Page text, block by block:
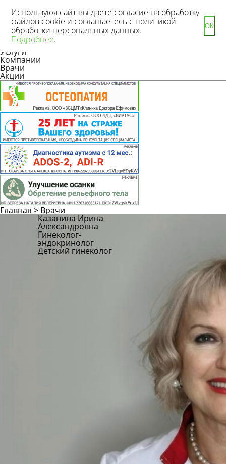
Новости
Статьи
Услуги
Компании
Врачи
Акции
Главная > Врачи
Казанина Ирина
Александровна
Гинеколог-
эндокринолог
Детский гинеколог
Используюя сайт вы даете согласие на обработку
файлов cookie и соглашаетесь с политикой
обработки персональных данных.
Подробнее.
ОК